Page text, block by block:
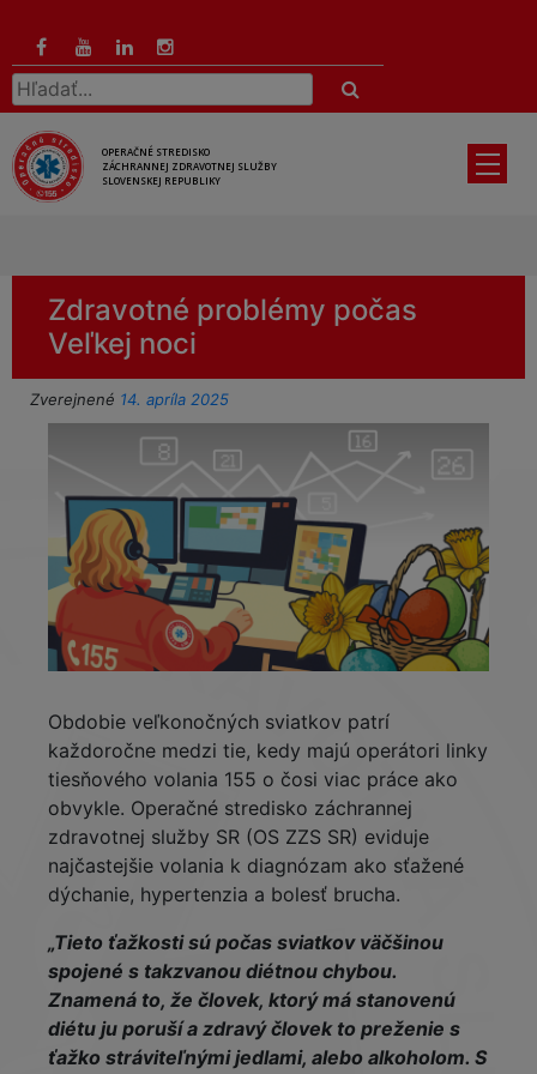
hlavný
obsah
Hľadať:
OPERAČNÉ STREDISKO
ZÁCHRANNEJ ZDRAVOTNEJ SLUŽBY
SLOVENSKEJ REPUBLIKY
Zdravotné problémy počas
Veľkej noci
Zverejnené 14. apríla 2025
Obdobie veľkonočných sviatkov patrí
každoročne medzi tie, kedy majú operátori linky
tiesňového volania 155 o čosi viac práce ako
obvykle. Operačné stredisko záchrannej
zdravotnej služby SR (OS ZZS SR) eviduje
najčastejšie volania k diagnózam ako sťažené
dýchanie, hypertenzia a bolesť brucha.
„Tieto ťažkosti sú počas sviatkov väčšinou
spojené s takzvanou diétnou chybou.
Znamená to, že človek, ktorý má stanovenú
diétu ju poruší a zdravý človek to preženie s
ťažko stráviteľnými jedlami, alebo alkoholom. S